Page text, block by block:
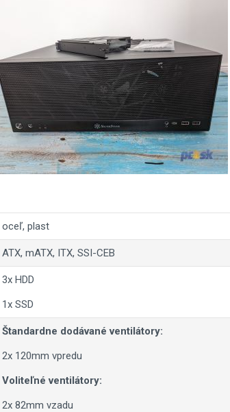
oceľ, plast
ATX, mATX, ITX, SSI-CEB
3x HDD
1x SSD
Štandardne dodávané ventilátory:
2x 120mm vpredu
Voliteľné ventilátory:
2x 82mm vzadu